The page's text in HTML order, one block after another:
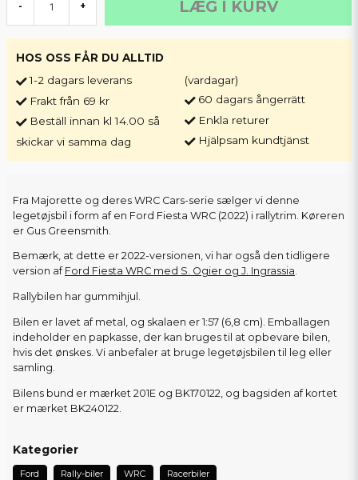
- + LÆG I KURV
HOS OSS FÅR DU ALLTID
1-2 dagars leverans
Frakt från 69 kr
Beställ innan kl 14.00 så
skickar vi samma dag
(vardagar)
60 dagars ångerrätt
Enkla returer
Hjälpsam kundtjänst
Fra Majorette og deres WRC Cars-serie sælger vi denne
legetøjsbil i form af en Ford Fiesta WRC (2022) i rallytrim. Køreren
er Gus Greensmith.
Bemærk, at dette er 2022-versionen, vi har også den tidligere
version af Ford Fiesta WRC med S. Ogier og J. Ingrassia.
Rallybilen har gummihjul.
Bilen er lavet af metal, og skalaen er 1:57 (6,8 cm). Emballagen
indeholder en papkasse, der kan bruges til at opbevare bilen,
hvis det ønskes. Vi anbefaler at bruge legetøjsbilen til leg eller
samling.
Bilens bund er mærket 201E og BK170122, og bagsiden af kortet
er mærket BK240122.
Kategorier
Ford Rally-biler WRC Racerbiler